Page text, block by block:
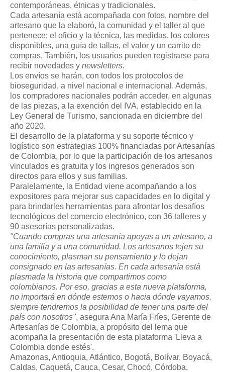
contemporáneas, étnicas y tradicionales.
Cada artesanía está acompañada con fotos, nombre del
artesano que la elaboró, la comunidad y el taller al que
pertenece; el oficio y la técnica, las medidas, los colores
disponibles, una guía de tallas, el valor y un carrito de
compras. También, los usuarios pueden registrarse para
recibir novedades y newsletters.
Los envíos se harán, con todos los protocolos de
bioseguridad, a nivel nacional e internacional. Además,
los compradores nacionales podrán acceder, en algunas
de las piezas, a la exención del IVA, establecido en la
Ley General de Turismo, sancionada en diciembre del
año 2020.
El desarrollo de la plataforma y su soporte técnico y
logístico son estrategias 100% financiadas por Artesanías
de Colombia, por lo que la participación de los artesanos
vinculados es gratuita y los ingresos generados son
directos para ellos y sus familias.
Paralelamente, la Entidad viene acompañando a los
expositores para mejorar sus capacidades en lo digital y
para brindarles herramientas para afrontar los desafíos
tecnológicos del comercio electrónico, con 36 talleres y
90 asesorías personalizadas.
"Cuando compras una artesanía apoyas a un artesano, a
una familia y a una comunidad. Los artesanos tejen su
conocimiento, plasman su pensamiento y lo dejan
consignado en las artesanías. En cada artesanía está
plasmada la historia que compartimos como
colombianos. Por eso, gracias a esta nueva plataforma,
no importará en dónde estemos o hacia dónde vayamos,
siempre tendremos la posibilidad de tener una parte del
país con nosotros", asegura Ana María Fríes, Gerente de
Artesanías de Colombia, a propósito del lema que
acompaña la presentación de esta plataforma 'Lleva a
Colombia donde estés'.
Amazonas, Antioquia, Atlántico, Bogotá, Bolívar, Boyacá,
Caldas, Caquetá, Cauca, Cesar, Chocó, Córdoba,